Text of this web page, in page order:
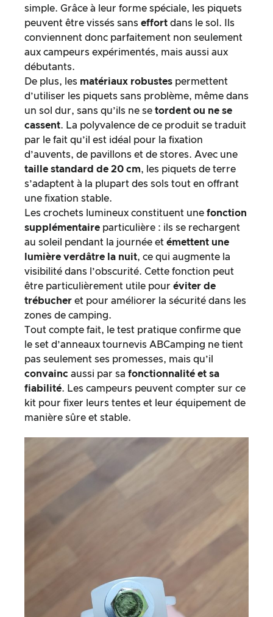
simple. Grâce à leur forme spéciale, les piquets
peuvent être vissés sans effort dans le sol. Ils
conviennent donc parfaitement non seulement
aux campeurs expérimentés, mais aussi aux
débutants.
De plus, les matériaux robustes permettent
d’utiliser les piquets sans problème, même dans
un sol dur, sans qu’ils ne se tordent ou ne se
cassent. La polyvalence de ce produit se traduit
par le fait qu’il est idéal pour la fixation
d’auvents, de pavillons et de stores. Avec une
taille standard de 20 cm, les piquets de terre
s’adaptent à la plupart des sols tout en offrant
une fixation stable.
Les crochets lumineux constituent une fonction
supplémentaire particulière : ils se rechargent
au soleil pendant la journée et émettent une
lumière verdâtre la nuit, ce qui augmente la
visibilité dans l’obscurité. Cette fonction peut
être particulièrement utile pour éviter de
trébucher et pour améliorer la sécurité dans les
zones de camping.
Tout compte fait, le test pratique confirme que
le set d’anneaux tournevis ABCamping ne tient
pas seulement ses promesses, mais qu’il
convainc aussi par sa fonctionnalité et sa
fiabilité. Les campeurs peuvent compter sur ce
kit pour fixer leurs tentes et leur équipement de
manière sûre et stable.